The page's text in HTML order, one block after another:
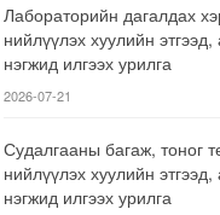
Лабораторийн дагалдах
нийлүүлэх хуулийн
нэгжид илгээх урилга
2026-07-21
Судалгааны багаж, тоног
нийлүүлэх хуулийн
нэгжид илгээх урилга